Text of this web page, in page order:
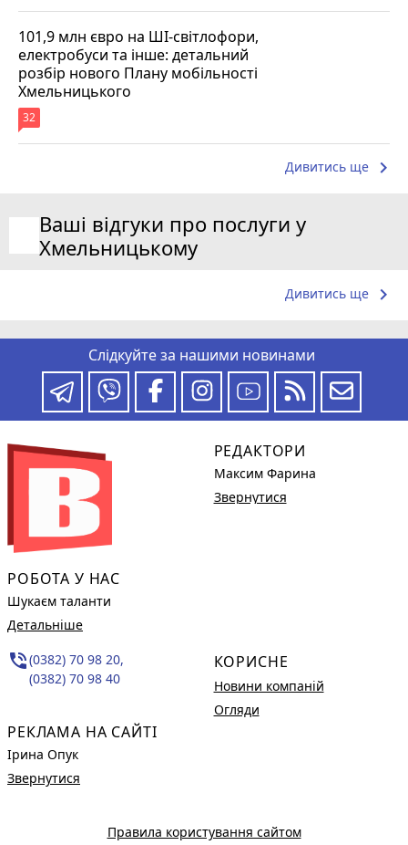
101,9 млн євро на ШІ-світлофори,
електробуси та інше: детальний
розбір нового Плану мобільності
Хмельницького
32
Дивитись ще keyboard_arrow_right
Ваші відгуки про послуги у
Хмельницькому
Дивитись ще keyboard_arrow_right
Слідкуйте за нашими новинами
РОБОТА У НАС
Шукаєм таланти
Детальніше
phone_in_talk(0382) 70 98 20,
(0382) 70 98 40
РЕКЛАМА НА САЙТІ
Ірина Опук
Звернутися
РЕДАКТОРИ
Максим Фарина
Звернутися
КОРИСНЕ
Новини компаній
Огляди
Правила користування сайтом